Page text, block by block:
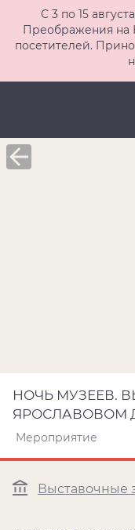
С 3 по 15
Преображения на
посетителей.
НОЧЬ МУЗЕЕВ.
ЯРОСЛАВОВОМ
Мероприятие
Выставочные